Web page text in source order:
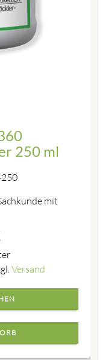
250 ml
mit
Versand